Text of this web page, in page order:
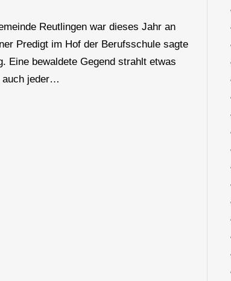
Reutlingen war dieses Jahr an
Predigt im Hof der Berufsschule sagte
Eine bewaldete Gegend strahlt etwas
auch jeder…